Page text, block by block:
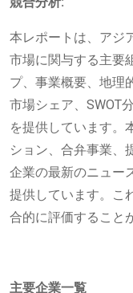
本レポートは、アジ
市場に関与する主要
プ、事業概要、地理
市場シェア、SWOT
を提供しています。
ション、合弁事業、
企業の最新のニュー
提供しています。こ
合的に評価すること
主要企業一覧